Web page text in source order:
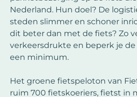
Nederland. Hun doel? De
steden slimmer en schoner
dit beter dan met de fiets? Zo
verkeersdrukte en beperk je
een minimum.
Het groene fietspeloton van
ruim 700 fietskoeriers, fietst in